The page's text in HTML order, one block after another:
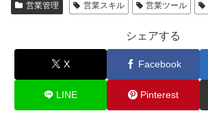
営業管理 営業スキル 営業ツール
シェアする
X Facebook
LINE Pinterest